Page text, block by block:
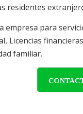
residentes
empresa para
, Licencias
familiar.